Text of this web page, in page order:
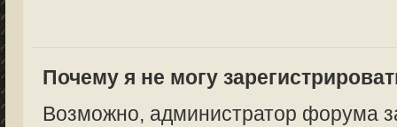
Почему я не могу
Возможно, администратор форума